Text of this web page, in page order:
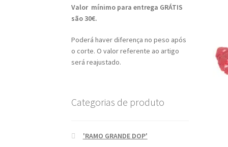
Valor mínimo para entrega GRÁTIS
são 30€.
Poderá haver diferença no peso após
o corte. O valor referente ao artigo
será reajustado.
Categorias de produto
'RAMO GRANDE DOP'